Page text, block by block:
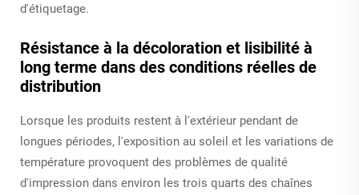
d'étiquetage.
Résistance à la décoloration et lisibilité à
long terme dans des conditions réelles de
distribution
Lorsque les produits restent à l'extérieur pendant de
longues périodes, l'exposition au soleil et les variations de
température provoquent des problèmes de qualité
d'impression dans environ les trois quarts des chaînes